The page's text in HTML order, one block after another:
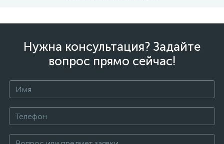
Нужна консультация? Задайте
вопрос прямо сейчас!